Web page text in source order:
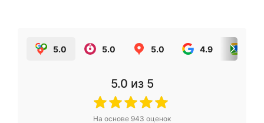
5.0 5.0 5.0 4.9
5.0 из 5
На основе 943 оценок